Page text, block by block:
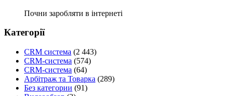
Почни заробляти в інтернеті
Категорії
CRM система (2 443)
CRM-система (574)
CRM-система (64)
Арбітраж та Товарка (289)
Без категории (91)